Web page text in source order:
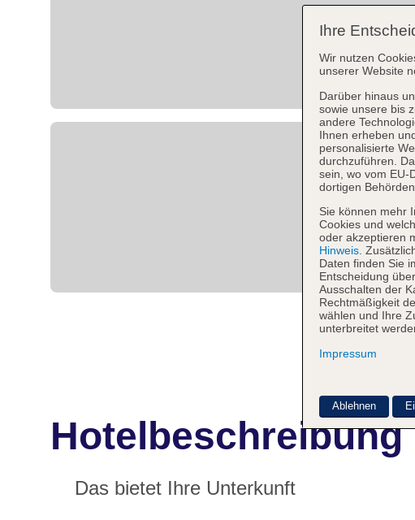
Hotelbeschreibung
Das bietet Ihre Unterkunft
Ihre
Wir nutzen
unserer Website
Darüber hinaus
sowie unsere bis
andere
Ihnen erheben
personalisierte
durchzuführen.
sein, wo vom EU-
dortigen
Sie können mehr
Cookies und
oder akzeptieren
Hinweis .
Daten finden Sie
Entscheidung
Ausschalten der
Rechtmäßigkeit
wählen und Ihre
unterbreitet
Impressum
Ablehnen